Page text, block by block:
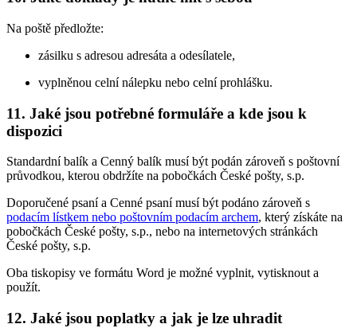
Na poště předložte:
zásilku s adresou adresáta a odesílatele,
vyplněnou celní nálepku nebo celní prohlášku.
11. Jaké jsou potřebné formuláře a kde jsou k
dispozici
Standardní balík a Cenný balík musí být podán zároveň s poštovní
průvodkou, kterou obdržíte na pobočkách České pošty, s.p.
Doporučené psaní a Cenné psaní musí být podáno zároveň s
podacím lístkem nebo poštovním podacím archem, který získáte na
pobočkách České pošty, s.p., nebo na internetových stránkách
České pošty, s.p.
Oba tiskopisy ve formátu Word je možné vyplnit, vytisknout a
použít.
12. Jaké jsou poplatky a jak je lze uhradit